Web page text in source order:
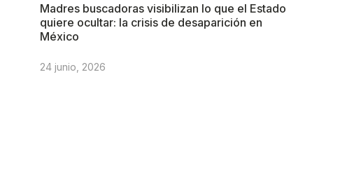
Madres buscadoras visibilizan lo que el Estado
quiere ocultar: la crisis de desaparición en
México
24 junio, 2026